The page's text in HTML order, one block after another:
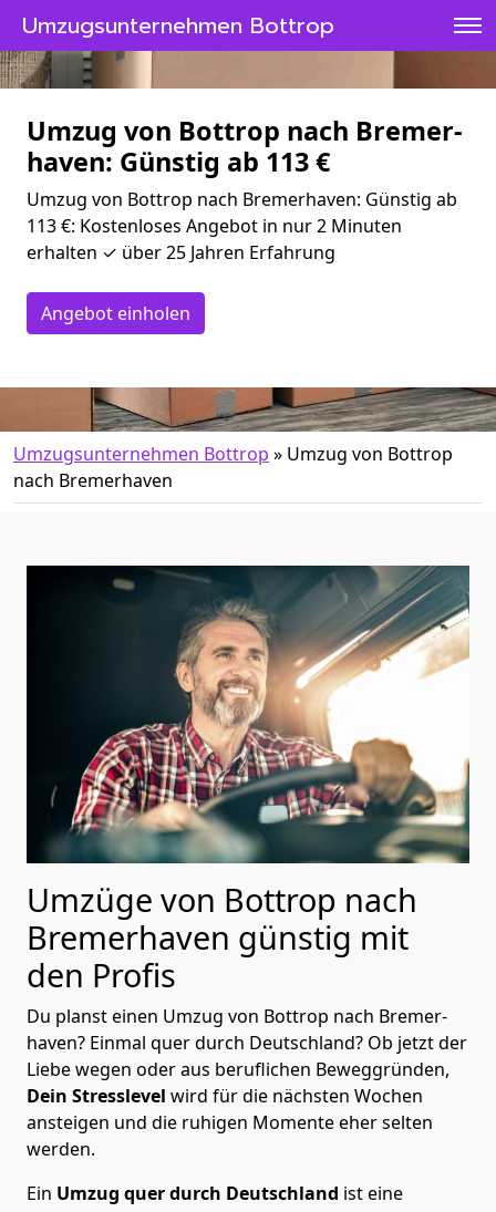
Umzugsunternehmen Bottrop
Umzug von Bottrop nach Bremer­
haven: Günstig ab 113 €
Umzug von Bottrop nach Bremer­haven: Günstig ab
113 €: Kostenloses Angebot in nur 2 Minuten
erhalten ✓ über 25 Jahren Erfahrung
Angebot einholen
Umzugsunternehmen Bottrop » Umzug von Bottrop
nach Bremer­haven
Umzüge von Bottrop nach
Bremer­haven günstig mit
den Profis
Du planst einen Umzug von Bottrop nach Bremer­
haven? Einmal quer durch Deutschland? Ob jetzt der
Liebe wegen oder aus beruflichen Beweggründen,
Dein Stresslevel wird für die nächsten Wochen
ansteigen und die ruhigen Momente eher selten
werden.
Ein Umzug quer durch Deutschland ist eine